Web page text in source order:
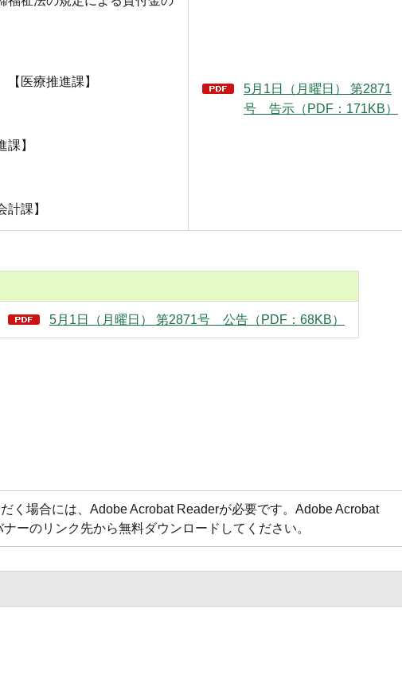
医療推進課】
】
課】
5月1日（月曜日） 第2871
号 告示（PDF：171KB）
5月1日（月曜日） 第2871号 公告（PDF：68KB）
く場合には、Adobe Acrobat Readerが必要です。Adobe Acrobat
ーのリンク先から無料ダウンロードしてください。